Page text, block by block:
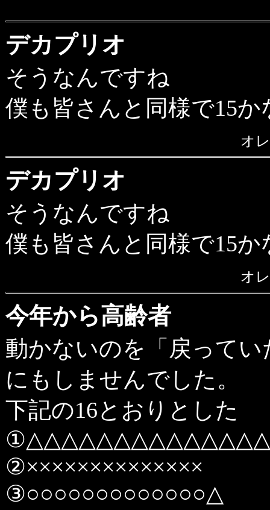
デカプリオ
そうなんですね
僕も皆さんと同様で15
オ
デカプリオ
そうなんですね
僕も皆さんと同様で15
オ
今年から高齢者
動かないのを「戻って
にもしませんでした。
下記の16とおりとした
①△△△△△△△△△△△△△△
②××××××××××××××
③○○○○○○○○○○○○○△